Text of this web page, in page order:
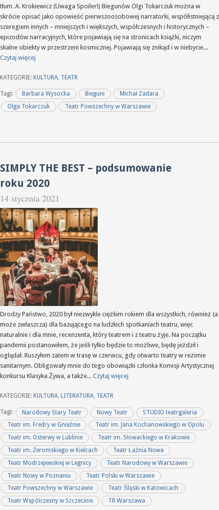
tłum. A. Krokiewicz (Uwaga Spoiler!) Biegunów Olgi Tokarczuk można w
skrócie opisać jako opowieść pierwszoosobowej narratorki, współistniejącą z
szeregiem innych – mniejszych i większych, współczesnych i historycznych –
epizodów narracyjnych, które pojawiają się na stronicach książki, niczym
skalne obiekty w przestrzeni kosmicznej. Pojawiają się znikąd i w niebycie...
Czytaj więcej
KATEGORIE: KULTURA, TEATR
Tagi: Barbara Wysocka Bieguni
Michał Zadara
Olga Tokarczuk
Teatr Powszechny w Warszawie
SIMPLY THE BEST – podsumowanie
roku 2020
14 stycznia 2021
Drodzy Państwo, 2020 był niezwykle ciężkim rokiem dla wszystkich, również (a
może zwłaszcza) dla bazującego na ludzkich spotkaniach teatru, więc
naturalnie i dla mnie, recenzenta, który teatrem i z teatru żyje. Na początku
pandemii postanowiłem, że jeśli tylko będzie to możliwe, będę jeździł i
oglądał. Ruszyłem zatem w trasę w czerwcu, gdy otwarto teatry w reżimie
sanitarnym. Obligowały mnie do tego obowiązki członka Komisji Artystycznej
konkursu Klasyka Żywa, a także... Czytaj więcej
KATEGORIE: KULTURA, LITERATURA, TEATR
Tagi: Narodowy Stary Teatr Nowy Teatr
STUDIO teatrgaleria
Teatr im. Fredry w Gnieźnie
Teatr im. Jana Kochanowskiego w Opolu
Teatr im. Osterwy w Lublinie
Teatr im. Słowackiego w Krakowie
Teatr im. Żeromskiego w Kielcach
Teatr Łaźnia Nowa
Teatr Modrzejewskiej w Legnicy
Teatr Narodowy w Warszawie
Teatr Nowy w Poznaniu
Teatr Polski w Warszawie
Teatr Powszechny w Warszawie
Teatr Śląski w Katowicach
Teatr Współczesny w Szczecinie
TR Warszawa